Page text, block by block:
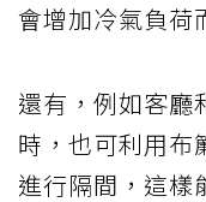
會增加冷氣負荷
還有，例如客廳
時，也可利用布
進行隔間，這樣